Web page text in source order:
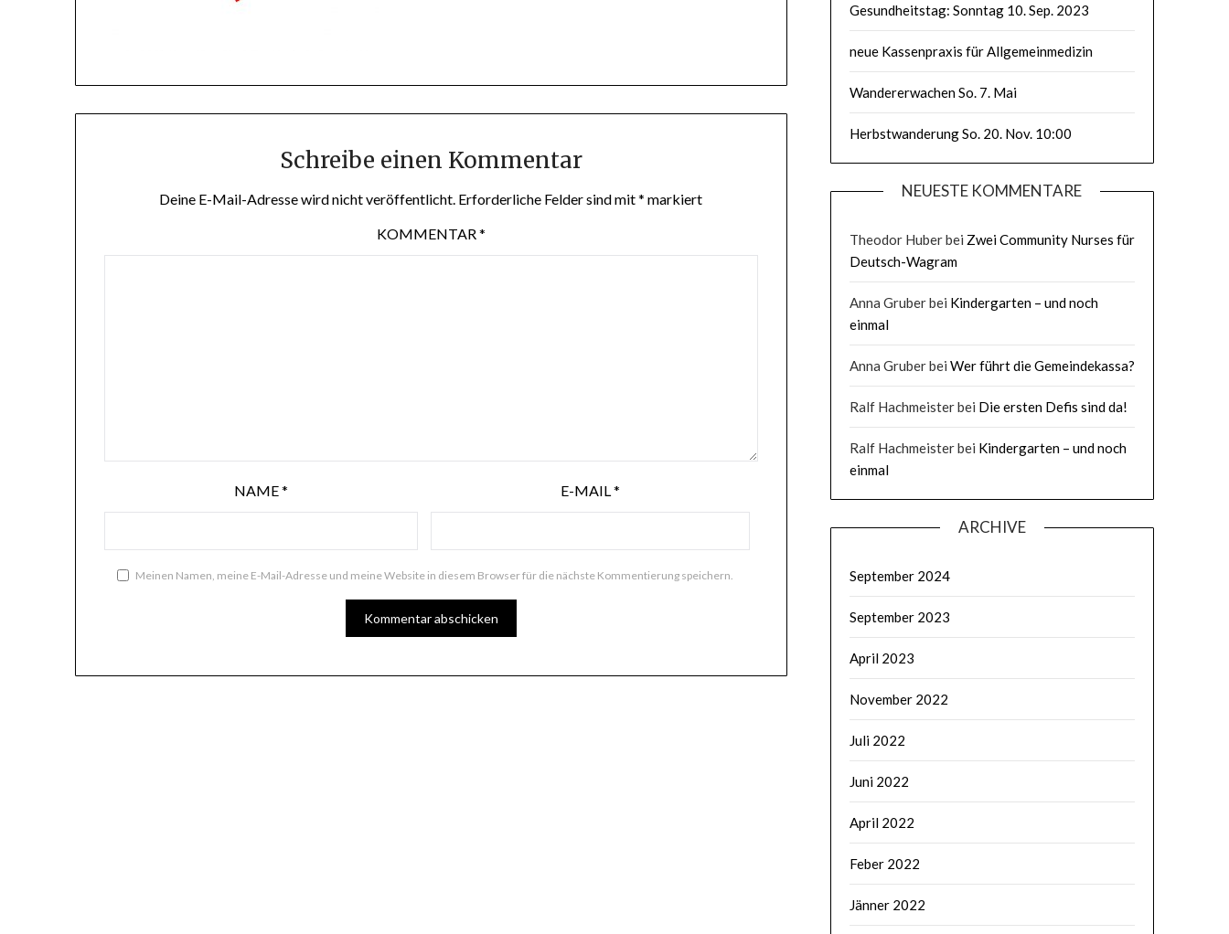
Schreibe einen Kommentar
Deine E-Mail-Adresse wird nicht veröffentlicht. Erforderliche Felder sind mit* markiert
KOMMENTAR*
NAME* E-MAIL*
Meinen Namen, meine E-Mail-Adresse und meine Website in diesem Browser für die nächste Kommentierung speichern.
Gesundheitstag: Sonntag 10. Sep. 2023
neue Kassenpraxis für Allgemeinmedizin
Wandererwachen So. 7. Mai
Herbstwanderung So. 20. Nov. 10:00
NEUESTE KOMMENTARE
Theodor Huberbei Zwei Community Nurses für
Deutsch-Wagram
Anna Gruberbei Kindergarten – und noch
einmal
Anna Gruberbei Wer führt die Gemeindekassa?
Ralf Hachmeisterbei Die ersten Defis sind da!
Ralf Hachmeisterbei Kindergarten – und noch
einmal
ARCHIVE
September 2024
September 2023
April 2023
November 2022
Juli 2022
Juni 2022
April 2022
Feber 2022
Jänner 2022